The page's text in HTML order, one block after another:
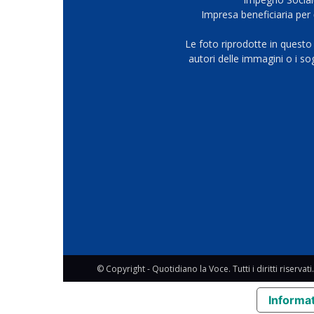
Impresa beneficiaria
Le foto riprodotte in
autori delle immagini o i
© Copyright - Quotidiano la Voce. Tutti i diritti riservati.